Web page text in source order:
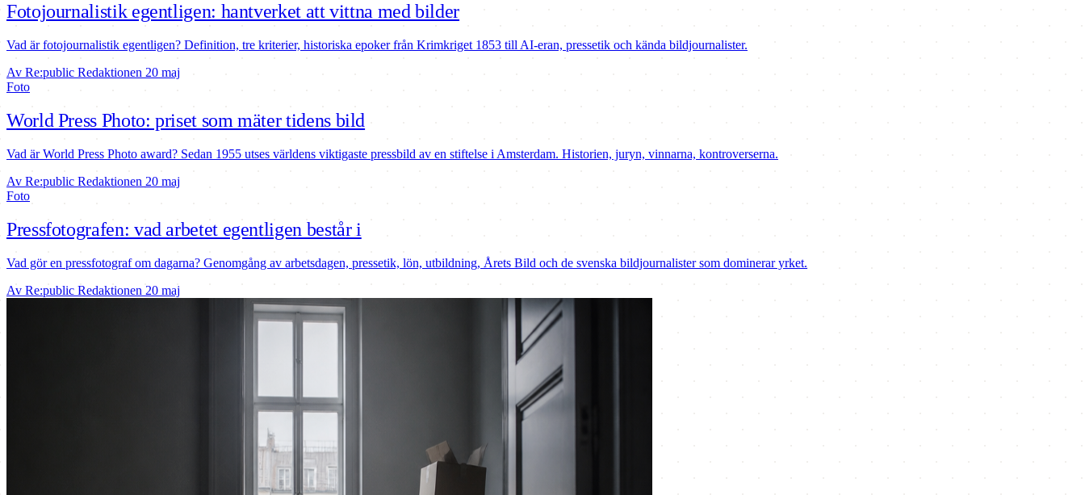
Fotojournalistik egentligen: hantverket att vittna med bilder
Vad är fotojournalistik egentligen? Definition, tre kriterier, historiska epoker från Krimkriget 1853 till AI-eran, pressetik och kända bildjournalister.
Av Re:public Redaktionen 20 maj
Foto
World Press Photo: priset som mäter tidens bild
Vad är World Press Photo award? Sedan 1955 utses världens viktigaste pressbild av en stiftelse i Amsterdam. Historien, juryn, vinnarna, kontroverserna.
Av Re:public Redaktionen 20 maj
Foto
Pressfotografen: vad arbetet egentligen består i
Vad gör en pressfotograf om dagarna? Genomgång av arbetsdagen, pressetik, lön, utbildning, Årets Bild och de svenska bildjournalister som dominerar yrket.
Av Re:public Redaktionen 20 maj